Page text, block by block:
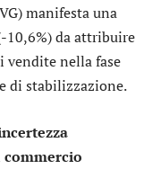
manifesta una
10,6%) da attribuire
vendite nella fase
di stabilizzazione.
commercio